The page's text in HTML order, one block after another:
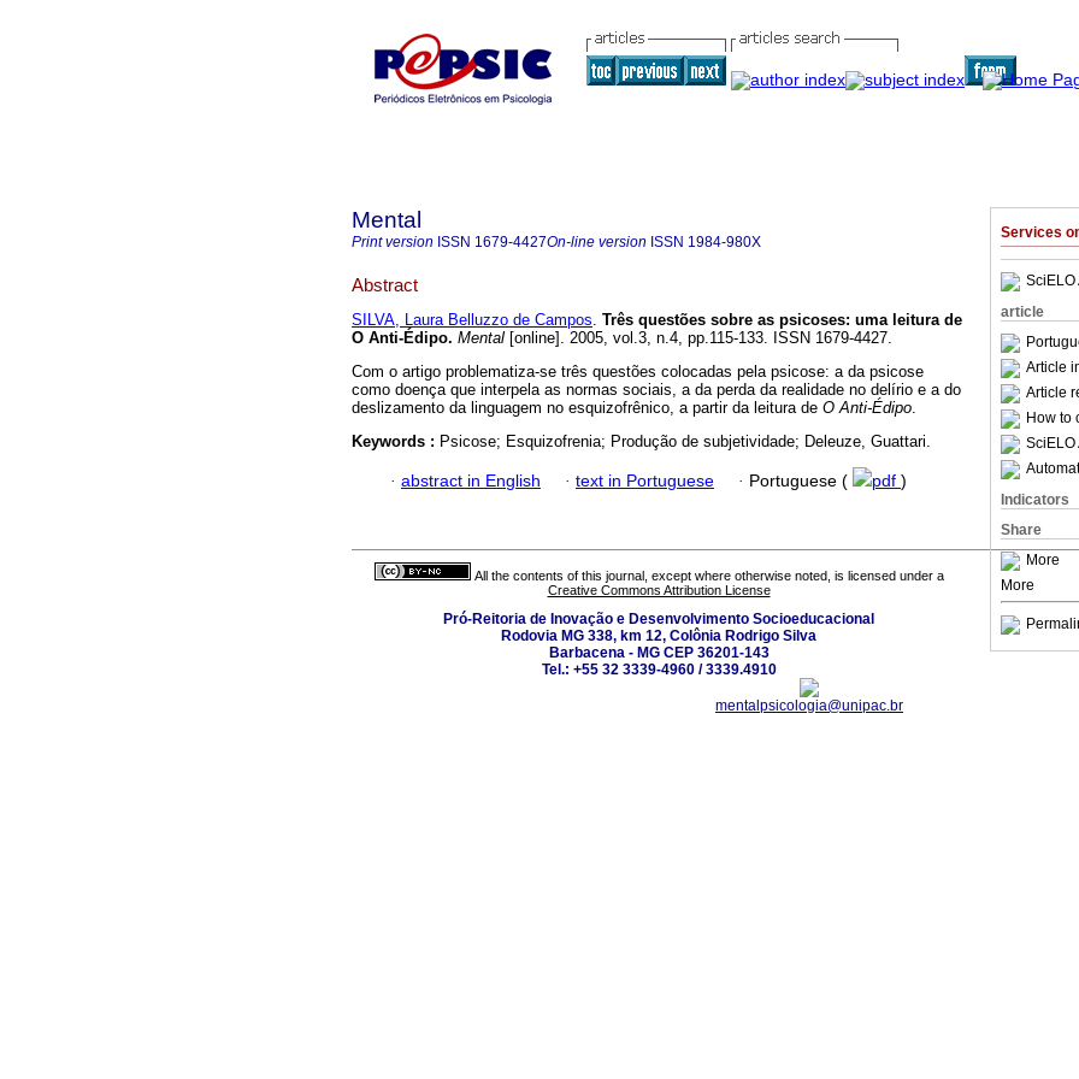
Services
SciELO
article
Article
Article
How to
SciELO
Indicators
Share
More
More
Mental
Print version ISSN 1679-4427On-line version ISSN 1984-980X
Abstract
SILVA, Laura Belluzzo de Campos. Três questões sobre as psicoses: uma leitura de
O Anti-Édipo. Mental [online]. 2005, vol.3, n.4, pp.115-133. ISSN 1679-4427.
Com o artigo problematiza-se três questões colocadas pela psicose: a da psicose
como doença que interpela as normas sociais, a da perda da realidade no delírio e a do
deslizamento da linguagem no esquizofrênico, a partir da leitura de O Anti-Édipo.
Keywords : Psicose; Esquizofrenia; Produção de subjetividade; Deleuze, Guattari.
· abstract in English · text in Portuguese · Portuguese ( pdf )
All the contents of this journal, except where otherwise noted, is licensed under a
Creative Commons Attribution License
Pró-Reitoria de Inovação e Desenvolvimento Socioeducacional
Rodovia MG 338, km 12, Colônia Rodrigo Silva
Barbacena - MG CEP 36201-143
Tel.: +55 32 3339-4960 / 3339.4910
mentalpsicologia@unipac.br